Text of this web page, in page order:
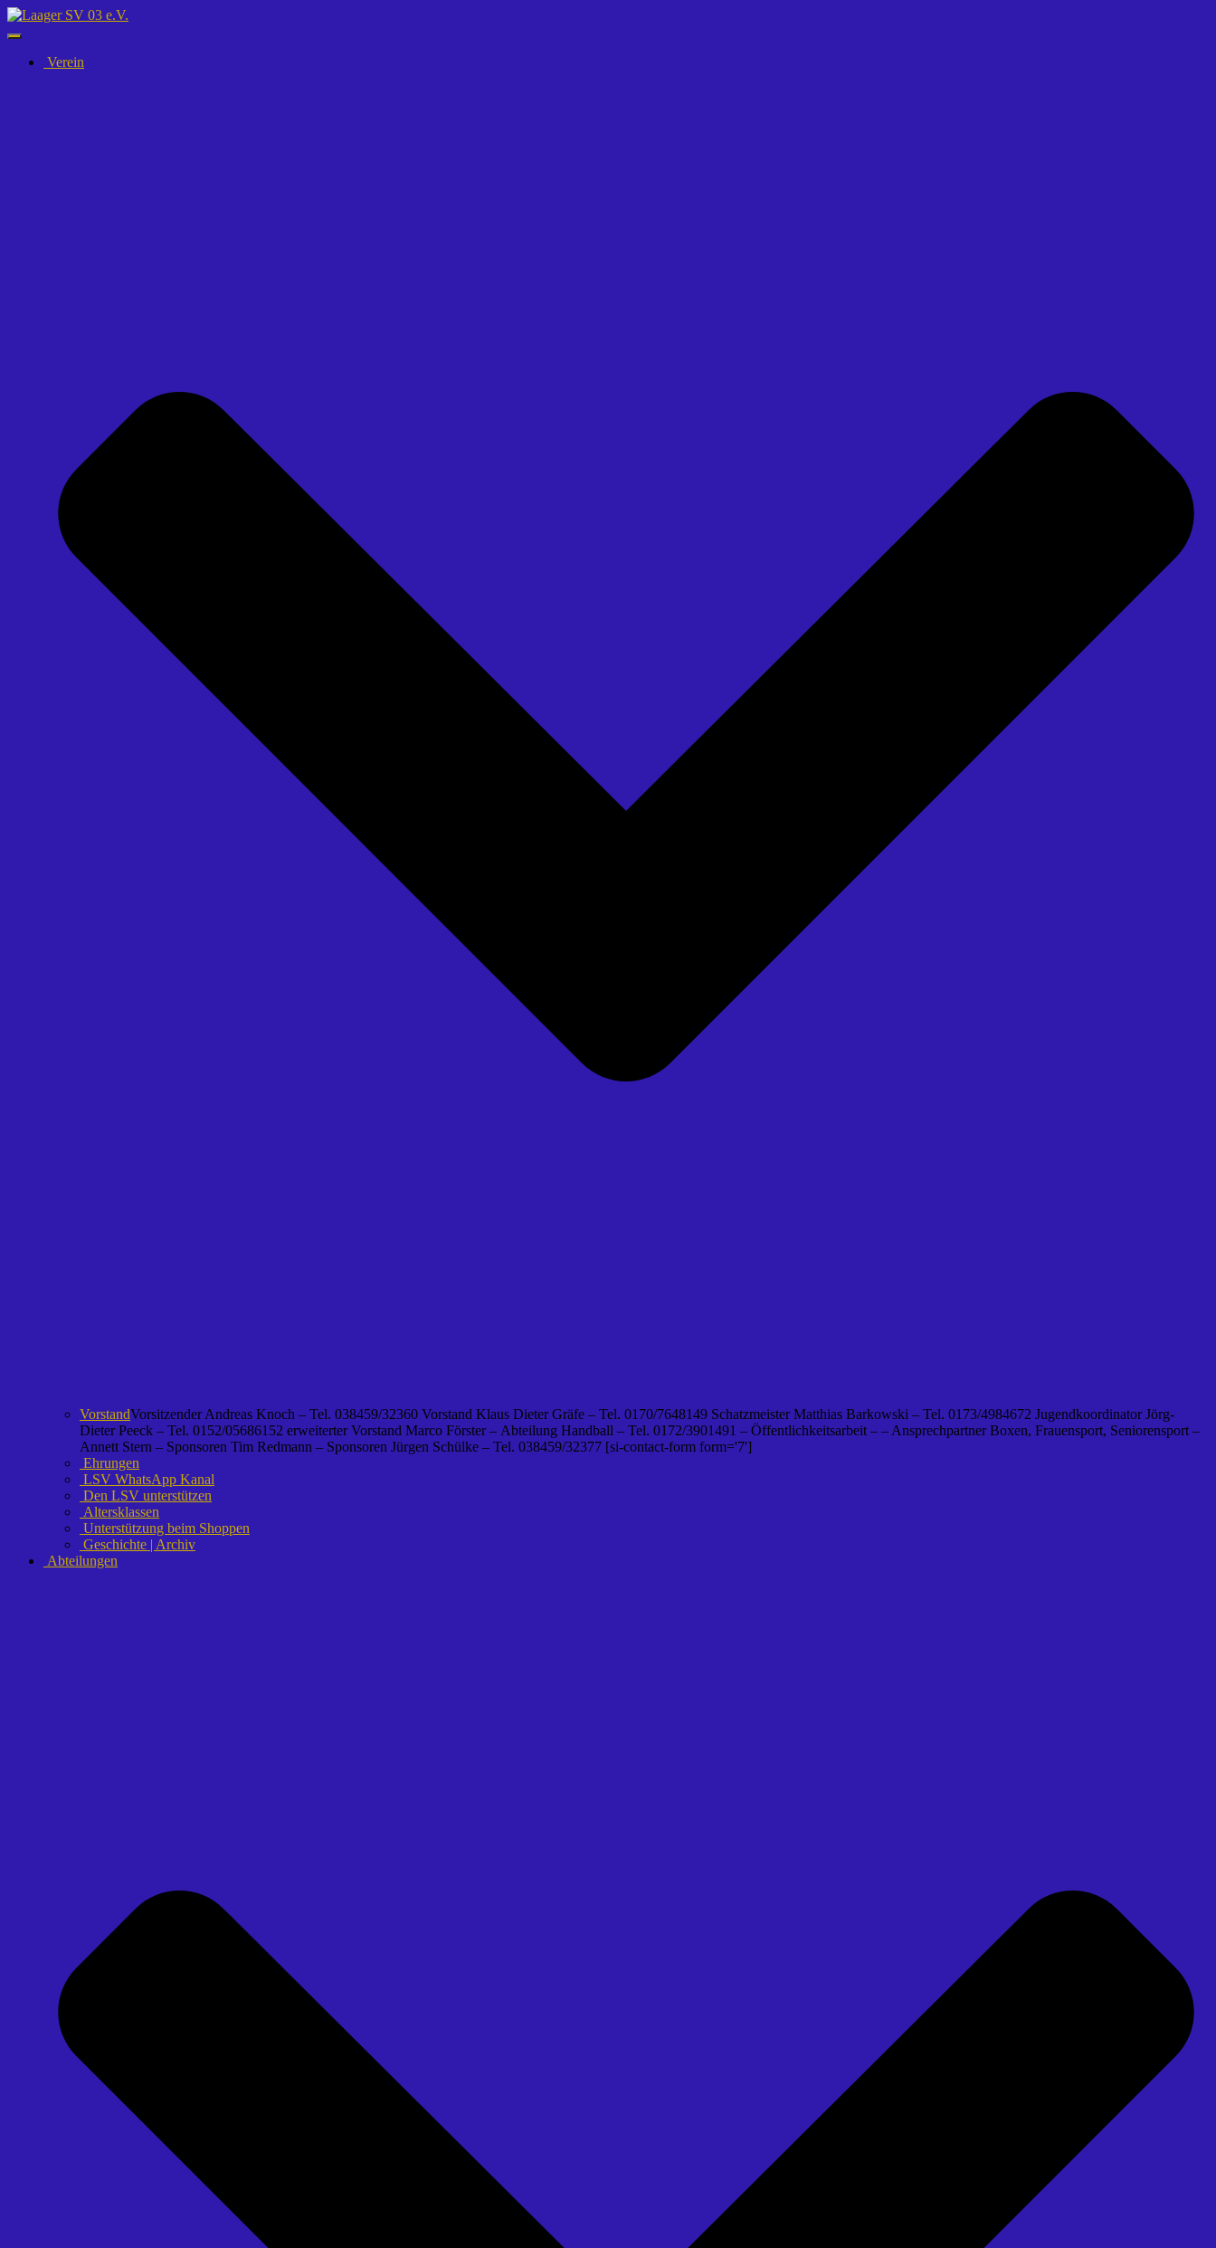
Navigation
umschalten
Verein
VorstandVorsitzender Andreas Knoch – Tel. 038459/32360 Vorstand Klaus Dieter Gräfe – Tel. 0170/7648149 Schatzmeister Matthias Barkowski – Tel. 0173/4984672 Jugendkoordinator Jörg-
Dieter Peeck – Tel. 0152/05686152 erweiterter Vorstand Marco Förster – Abteilung Handball – Tel. 0172/3901491 – Öffentlichkeitsarbeit – – Ansprechpartner Boxen, Frauensport, Seniorensport –
Annett Stern – Sponsoren Tim Redmann – Sponsoren Jürgen Schülke – Tel. 038459/32377 [si-contact-form form='7']
Ehrungen
LSV WhatsApp Kanal
Den LSV unterstützen
Altersklassen
Unterstützung beim Shoppen
Geschichte | Archiv
Abteilungen